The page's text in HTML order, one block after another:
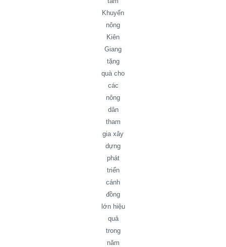
Khuyến
nông
Kiên
Giang
tặng
quà cho
các
nông
dân
tham
gia xây
dựng
phát
triển
cánh
đồng
lớn hiệu
quả
trong
năm